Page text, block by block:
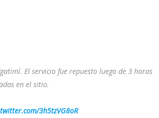
El servicio fue repuesto luego de 3 horas
en el sitio.
3h5tzVG8oR